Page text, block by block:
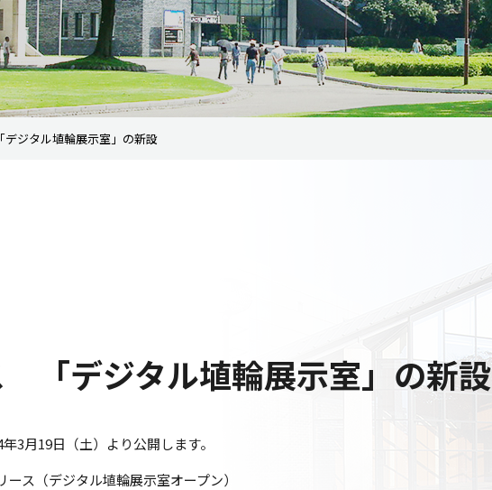
展示の歴史 ボランティア・友の会
資料データベース
ジタル埴輪展示室」の新設
「デジタル埴輪展示室」の新設
3月19日（土）より公開します。
ース（デジタル埴輪展示室オープン）